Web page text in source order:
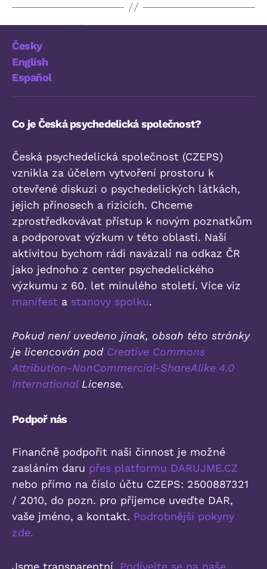
Česky
English
Español
Co je Česká psychedelická společnost?
Česká psychedelická společnost (CZEPS)
vznikla za účelem vytvoření prostoru k
otevřené diskuzi o psychedelických látkách,
jejich přínosech a rizicích. Chceme
zprostředkovávat přístup k novým poznatkům
a podporovat výzkum v této oblasti. Naší
aktivitou bychom rádi navázali na odkaz ČR
jako jednoho z center psychedelického
výzkumu z 60. let minulého století. Více viz
manifest a stanovy spolku.
Pokud není uvedeno jinak, obsah této stránky
je licencován pod Creative Commons
Attribution-NonCommercial-ShareAlike 4.0
InternationalLicense.
Podpoř nás
Finančně podpořit naši činnost je možné
zasláním daru přes platformu DARUJME.CZ
nebo přímo na číslo účtu CZEPS: 2500887321
/ 2010, do pozn. pro příjemce uveďte DAR,
vaše jméno, a kontakt. Podrobnější pokyny
zde.